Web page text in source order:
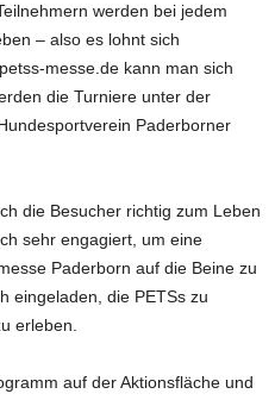
werden bei jedem
– also es lohnt sich
messe.de kann man sich
die Turniere unter der
Paderborner
die Besucher richtig zum Leben
sehr engagiert, um eine
Paderborn auf die Beine zu
eingeladen, die PETSs zu
erleben.
auf der Aktionsfläche und